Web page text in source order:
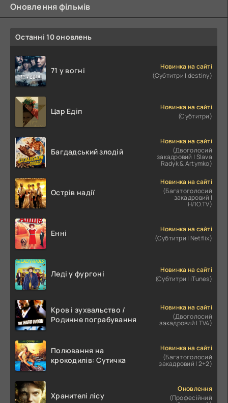
Оновлення фільмів
Останні 10 оновлень
71 у вогні
Новинка на сайті
(Субтитри | destiny)
Цар Едіп
Новинка на сайті
(Субтитри)
Багдадський злодій
Новинка на сайті
(Двоголосий
закадровий | Slava
Radyk & Artymko)
Острів надії
Новинка на сайті
(Багатоголосий
закадровий |
НЛО.TV)
Енні
Новинка на сайті
(Субтитри | Netflix)
Леді у фургоні
Новинка на сайті
(Субтитри | iTunes)
Кров і зухвальство /
Родинне пограбування
Новинка на сайті
(Двоголосий
закадровий | TV4)
Полювання на
крокодилів: Сутичка
Новинка на сайті
(Багатоголосий
закадровий | 2+2)
Хранителі лісу
Оновлення
(Професійний